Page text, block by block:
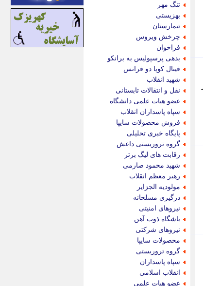
تنگ مهر
بهزیستی
تیمارستان
چرخش ویروس
فراخوان
بدهی پرسپولیس به برانکو
فینال کوپا دو فرانس
شهید انقلاب
نقل و انتقالات تابستانی
عضو هیات علمی دانشگاه
سپاه پاسداران انقلاب
فروش محصولات سایپا
پایگاه خبری تحلیلی
گروه تروریستی داعش
رقابت های لیگ برتر
شهید محمود صارمی
رهبر معظم انقلاب
مولودیه الجزایر
درگیری مسلحانه
نیروهای امنیتی
باشگاه ذوب آهن
نیروهای شرکتی
محصولات سایپا
گروه تروریستی
سپاه پاسداران
انقلاب اسلامی
عضو هیات علمی
بامبوک
ببین و بخون
بدینسان
بنکر